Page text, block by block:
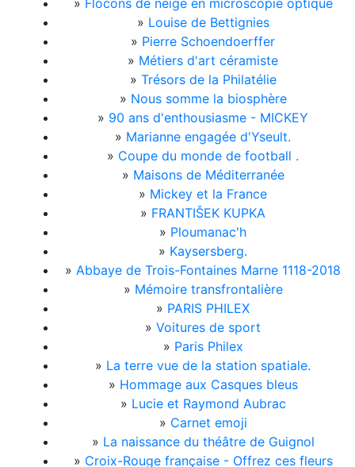
» Flocons de neige en microscopie optique
» Louise de Bettignies
» Pierre Schoendoerffer
» Métiers d'art céramiste
» Trésors de la Philatélie
» Nous somme la biosphère
» 90 ans d'enthousiasme - MICKEY
» Marianne engagée d'Yseult.
» Coupe du monde de football .
» Maisons de Méditerranée
» Mickey et la France
» FRANTIŠEK KUPKA
» Ploumanac'h
» Kaysersberg.
» Abbaye de Trois-Fontaines Marne 1118-2018
» Mémoire transfrontalière
» PARIS PHILEX
» Voitures de sport
» Paris Philex
» La terre vue de la station spatiale.
» Hommage aux Casques bleus
» Lucie et Raymond Aubrac
» Carnet emoji
» La naissance du théâtre de Guignol
» Croix-Rouge française - Offrez ces fleurs